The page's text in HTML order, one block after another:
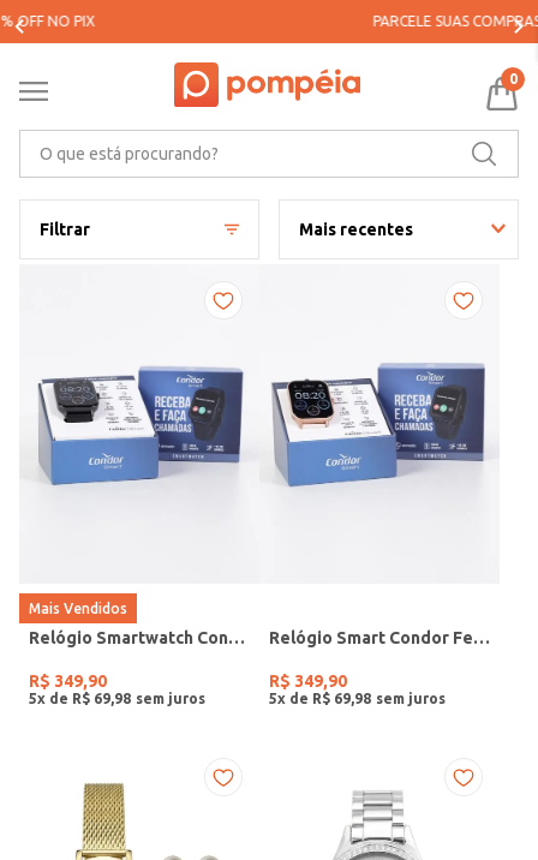
PARCELE SUAS COMPRAS EM ATÉ 5X SEM JUROS*
0
Filtrar Mais recentes
Mais Vendidos
Relógio Smartwatch Condor PRETO
R$ 349,90
5x de R$ 69 98
Relógio Smart Condor Feminino ROSE
R$ 349,90
5x de R$ 69 98